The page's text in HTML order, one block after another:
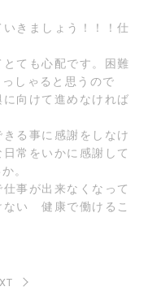
きましょう！！！仕
ても心配です。困難
しゃると思うので
向けて進めなければ
る事に感謝をしなけ
常をいかに感謝して
。
事が出来なくなって
ない 健康で働けるこ